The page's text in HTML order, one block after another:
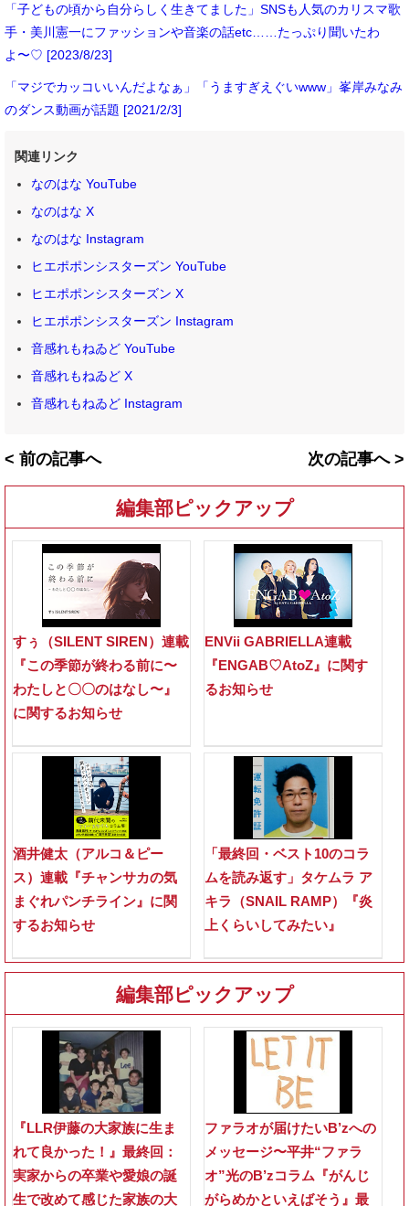
「子どもの頃から自分らしく生きてました」SNSも人気のカリスマ歌
手・美川憲一にファッションや音楽の話etc……たっぷり聞いたわ
よ〜♡ [2023/8/23]
「マジでカッコいいんだよなぁ」「うますぎえぐいwww」峯岸みなみ
のダンス動画が話題 [2021/2/3]
関連リンク
なのはな YouTube
なのはな X
なのはな Instagram
ヒエポポンシスターズン YouTube
ヒエポポンシスターズン X
ヒエポポンシスターズン Instagram
音感れもねゐど YouTube
音感れもねゐど X
音感れもねゐど Instagram
< 前の記事へ 次の記事へ >
編集部ピックアップ
すぅ（SILENT SIREN）連載
『この季節が終わる前に〜
わたしと〇〇のはなし〜』
に関するお知らせ
ENVii GABRIELLA連載
『ENGAB♡AtoZ』に関す
るお知らせ
酒井健太（アルコ＆ピー
ス）連載『チャンサカの気
まぐれパンチライン』に関
するお知らせ
「最終回・ベスト10のコラ
ムを読み返す」タケムラ ア
キラ（SNAIL RAMP）『炎
上くらいしてみたい』
編集部ピックアップ
『LLR伊藤の大家族に生ま
れて良かった！』最終回：
実家からの卒業や愛娘の誕
生で改めて感じた家族の大
ファラオが届けたいB’zへの
メッセージ〜平井“ファラ
オ”光のB’zコラム『がんじ
がらめかといえばそう』最